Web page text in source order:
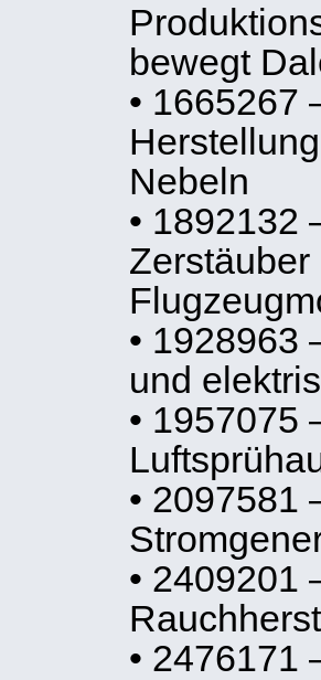
bewegt
• 1665267
Nebeln
• 1892132
Zerstäuber
• 1928963
und
• 1957075
• 2097581
• 2409201
• 2476171